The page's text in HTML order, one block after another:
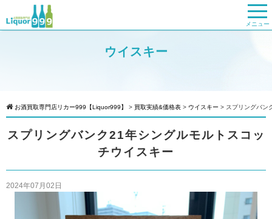
メニュー
ウイスキー
お酒買取専門店リカー999【Liquor999】 > 買取実績&価格表 > ウイスキー > スプリングバン
スプリングバンク21年シングルモルトスコッ
チウイスキー
2024年07月02日